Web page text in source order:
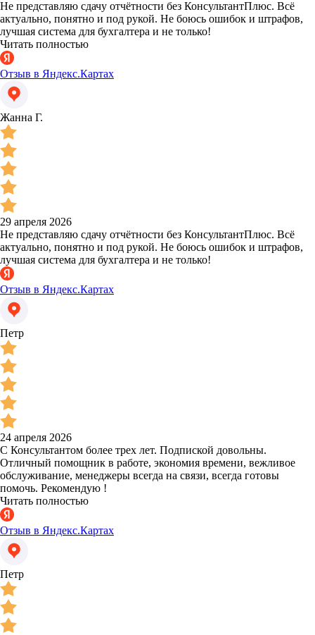
Не представляю сдачу отчётности без КонсультантПлюс. Всё
актуально, понятно и под рукой. Не боюсь ошибок и штрафов,
лучшая система для бухгалтера и не только!
Читать полностью
Отзыв в Яндекс.Картах
Жанна Г.
29 апреля 2026
Не представляю сдачу отчётности без КонсультантПлюс. Всё
актуально, понятно и под рукой. Не боюсь ошибок и штрафов,
лучшая система для бухгалтера и не только!
Отзыв в Яндекс.Картах
Петр
24 апреля 2026
С Консультантом более трех лет. Подпиской довольны.
Отличный помощник в работе, экономия времени, вежливое
обслуживание, менеджеры всегда на связи, всегда готовы
помочь. Рекомендую !
Читать полностью
Отзыв в Яндекс.Картах
Петр